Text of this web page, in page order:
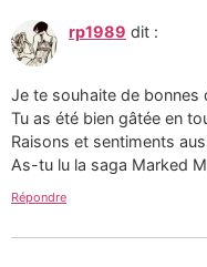
rp1989 dit :
Je te souhaite de bonnes
Tu as été bien gâtée en
Raisons et sentiments
As-tu lu la saga Marked
Répondre